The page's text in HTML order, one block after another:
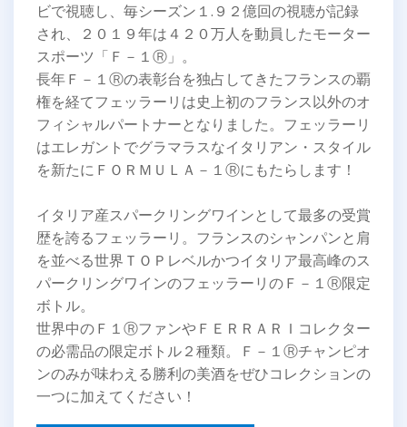
ビで視聴し、毎シーズン１.９２億回の視聴が記録
され、２０１９年は４２０万人を動員したモーター
スポーツ「Ｆ－１Ⓡ」。
長年Ｆ－１Ⓡの表彰台を独占してきたフランスの覇
権を経てフェッラーリは史上初のフランス以外のオ
フィシャルパートナーとなりました。フェッラーリ
はエレガントでグラマラスなイタリアン・スタイル
を新たにＦＯＲＭＵＬＡ－１Ⓡにもたらします！
イタリア産スパークリングワインとして最多の受賞
歴を誇るフェッラーリ。フランスのシャンパンと肩
を並べる世界ＴＯＰレベルかつイタリア最高峰のス
パークリングワインのフェッラーリのＦ－１Ⓡ限定
ボトル。
世界中のＦ１ⓇファンやＦＥＲＲＡＲＩコレクター
の必需品の限定ボトル２種類。Ｆ－１Ⓡチャンピオ
ンのみが味わえる勝利の美酒をぜひコレクションの
一つに加えてください！